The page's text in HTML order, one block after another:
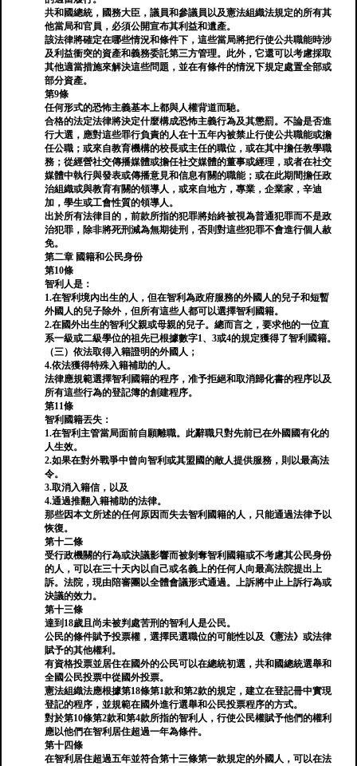
共和國總統，國務大臣，議員和參議員以及憲法組織法規定的所有其
他當局和官員，必須公開宣布其利益和遺產。
該法律將確定在哪些情況和條件下，這些當局將把行使公共職能時涉
及利益衝突的資產和義務委託第三方管理。此外，它還可以考慮採取
其他適當措施來解決這些問題，並在有條件的情況下規定處置全部或
部分資產。
第9條
任何形式的恐怖主義基本上都與人權背道而馳。
合格的法定法律將決定什麼構成恐怖主義行為及其懲罰。不論是否進
行大選，應對這些罪行負責的人在十五年內被禁止行使公共職能或擔
任公職；或來自教育機構的校長或主任的職位，或在其中擔任教學職
務；從經營社交傳播媒體或擔任社交媒體的董事或經理，或者在社交
媒體中執行與發表或傳播意見和信息有關的職能；或在此期間擔任政
治組織或與教育有關的領導人，或來自地方，專業，企業家，辛迪
加，學生或工會性質的領導人。
出於所有法律目的，前款所指的犯罪將始終被視為普通犯罪而不是政
治犯罪，除非將死刑減為無期徒刑，否則對這些犯罪不會進行個人赦
免。
第二章 國籍和公民身份
第10條
智利人是：
1.在智利境內出生的人，但在智利為政府服務的外國人的兒子和短暫
外國人的兒子除外，但所有這些人都可以選擇智利國籍。
2.在國外出生的智利父親或母親的兒子。總而言之，要求他的一位直
系一級或二級學位的祖先已根據數字1、3或4的規定獲得了智利國籍。
（三）依法取得入籍證明的外國人；
4.依法獲得特殊入籍補助的人。
法律應規範選擇智利國籍的程序，准予拒絕和取消歸化書的程序以及
所有這些行為的登記簿的創建程序。
第11條
智利國籍丟失：
1.在智利主管當局面前自願離職。此辭職只對先前已在外國國有化的
人生效。
2.如果在對外戰爭中曾向智利或其盟國的敵人提供服務，則以最高法
令。
3.取消入籍信，以及
4.通過推翻入籍補助的法律。
那些因本文所述的任何原因而失去智利國籍的人，只能通過法律予以
恢復。
第十二條
受行政機關的行為或決議影響而被剝奪智利國籍或不考慮其公民身份
的人，可以在三十天內以自己或名義上的任何人向最高法院提出上
訴。法院，現由陪審團以全體會議形式通過。上訴將中止上訴行為或
決議的效力。
第十三條
達到18歲且尚未被判處苦刑的智利人是公民。
公民的條件賦予投票權，選擇民選職位的可能性以及《憲法》或法律
賦予的其他權利。
有資格投票並居住在國外的公民可以在總統初選，共和國總統選舉和
全國公民投票中從國外投票。
憲法組織法應根據第18條第1款和第2款的規定，建立在登記冊中實現
登記的程序，並規範在國外進行選舉和公民投票程序的方式。
對於第10條第2款和第4款所指的智利人，行使公民權賦予他們的權利
應以他們在智利居住超過一年為條件。
第十四條
在智利居住超過五年並符合第十三條第一款規定的外國人，可以在法